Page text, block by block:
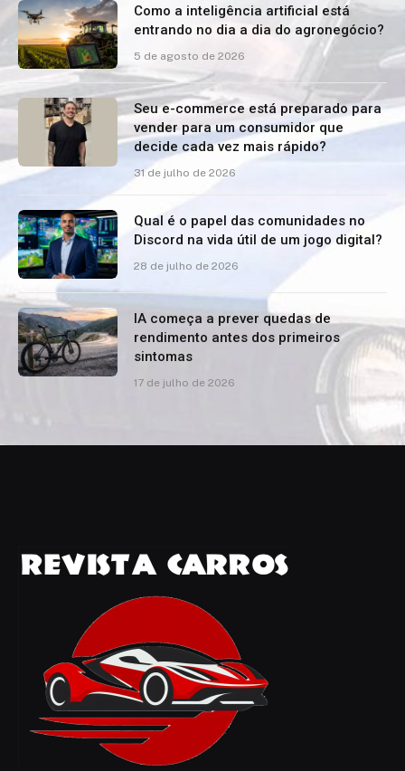
Como a inteligência artificial está
entrando no dia a dia do agronegócio?
5 de agosto de 2026
Seu e-commerce está preparado para
vender para um consumidor que
decide cada vez mais rápido?
31 de julho de 2026
Qual é o papel das comunidades no
Discord na vida útil de um jogo digital?
28 de julho de 2026
IA começa a prever quedas de
rendimento antes dos primeiros
sintomas
17 de julho de 2026